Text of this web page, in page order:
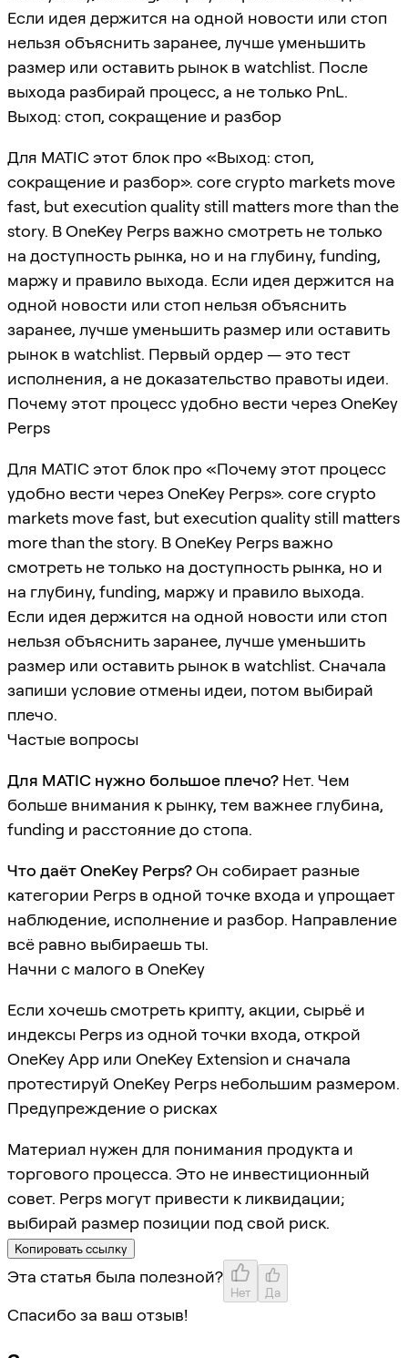
Если идея держится на одной новости или стоп
нельзя объяснить заранее, лучше уменьшить
размер или оставить рынок в watchlist. После
выхода разбирай процесс, а не только PnL.
Выход: стоп, сокращение и разбор
Для MATIC этот блок про «Выход: стоп,
сокращение и разбор». core crypto markets move
fast, but execution quality still matters more than the
story. В OneKey Perps важно смотреть не только
на доступность рынка, но и на глубину, funding,
маржу и правило выхода. Если идея держится на
одной новости или стоп нельзя объяснить
заранее, лучше уменьшить размер или оставить
рынок в watchlist. Первый ордер — это тест
исполнения, а не доказательство правоты идеи.
Почему этот процесс удобно вести через OneKey
Perps
Для MATIC этот блок про «Почему этот процесс
удобно вести через OneKey Perps». core crypto
markets move fast, but execution quality still matters
more than the story. В OneKey Perps важно
смотреть не только на доступность рынка, но и
на глубину, funding, маржу и правило выхода.
Если идея держится на одной новости или стоп
нельзя объяснить заранее, лучше уменьшить
размер или оставить рынок в watchlist. Сначала
запиши условие отмены идеи, потом выбирай
плечо.
Частые вопросы
Для MATIC нужно большое плечо? Нет. Чем
больше внимания к рынку, тем важнее глубина,
funding и расстояние до стопа.
Что даёт OneKey Perps?Он собирает разные
категории Perps в одной точке входа и упрощает
наблюдение, исполнение и разбор. Направление
всё равно выбираешь ты.
Начни с малого в OneKey
Если хочешь смотреть крипту, акции, сырьё и
индексы Perps из одной точки входа, открой
OneKey App или OneKey Extension и сначала
протестируй OneKey Perps небольшим размером.
Предупреждение о рисках
Материал нужен для понимания продукта и
торгового процесса. Это не инвестиционный
совет. Perps могут привести к ликвидации;
выбирай размер позиции под свой риск.
Копировать ссылку
Эта статья была полезной?
Нет Да
Спасибо за ваш отзыв!